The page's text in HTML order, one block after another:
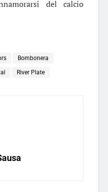
del calcio
Bombonera
River Plate